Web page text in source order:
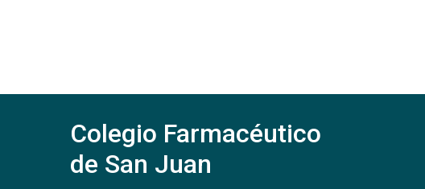
Colegio Farmacéutico
de San Juan